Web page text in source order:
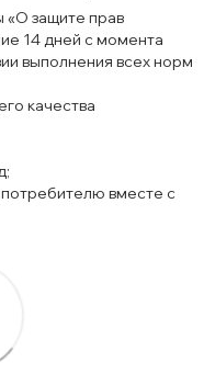
«О защите прав
14 дней с момента
выполнения всех норм
качества
вместе с